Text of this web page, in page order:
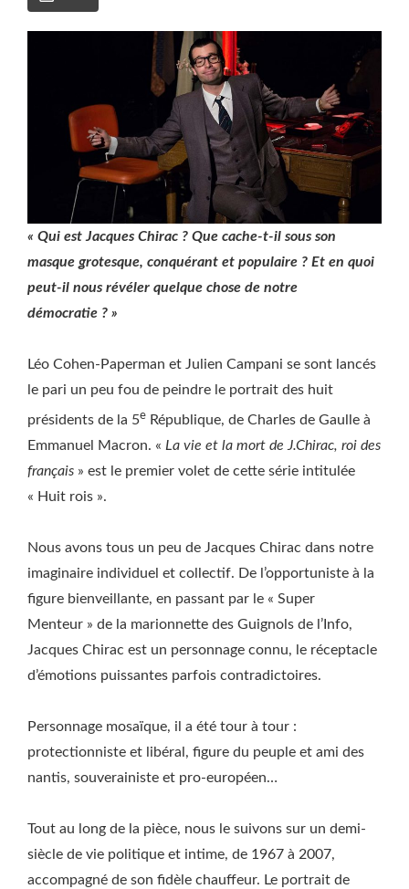
« Qui est Jacques Chirac ? Que cache-t-il sous son
masque grotesque, conquérant et populaire ? Et en quoi
peut-il nous révéler quelque chose de notre
démocratie ? »
Léo Cohen-Paperman et Julien Campani se sont lancés
le pari un peu fou de peindre le portrait des huit
présidents de la 5e République, de Charles de Gaulle à
Emmanuel Macron. « La vie et la mort de J.Chirac, roi des
français » est le premier volet de cette série intitulée
« Huit rois ».
Nous avons tous un peu de Jacques Chirac dans notre
imaginaire individuel et collectif. De l’opportuniste à la
figure bienveillante, en passant par le « Super
Menteur » de la marionnette des Guignols de l’Info,
Jacques Chirac est un personnage connu, le réceptacle
d’émotions puissantes parfois contradictoires.
Personnage mosaïque, il a été tour à tour :
protectionniste et libéral, figure du peuple et ami des
nantis, souverainiste et pro-européen…
Tout au long de la pièce, nous le suivons sur un demi-
siècle de vie politique et intime, de 1967 à 2007,
accompagné de son fidèle chauffeur. Le portrait de